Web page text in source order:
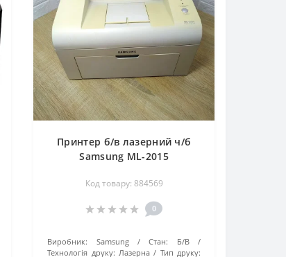
Принтер б/в лазерний ч/б
Samsung ML-2015
Код товару: 884569
0
Виробник: Samsung Стан:
Б/В
Технологія друку: Лазерна Тип друку: